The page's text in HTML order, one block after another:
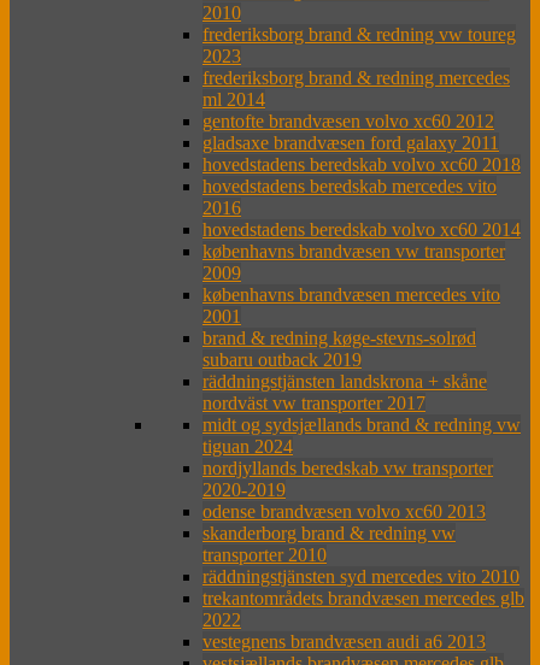
2010
frederiksborg brand & redning vw toureg
2023
frederiksborg brand & redning mercedes
ml 2014
gentofte brandvæsen volvo xc60 2012
gladsaxe brandvæsen ford galaxy 2011
hovedstadens beredskab volvo xc60 2018
hovedstadens beredskab mercedes vito
2016
hovedstadens beredskab volvo xc60 2014
københavns brandvæsen vw transporter
2009
københavns brandvæsen mercedes vito
2001
brand & redning køge-stevns-solrød
subaru outback 2019
räddningstjänsten landskrona + skåne
nordväst vw transporter 2017
midt og sydsjællands brand & redning vw
tiguan 2024
nordjyllands beredskab vw transporter
2020-2019
odense brandvæsen volvo xc60 2013
skanderborg brand & redning vw
transporter 2010
räddningstjänsten syd mercedes vito 2010
trekantområdets brandvæsen mercedes glb
2022
vestegnens brandvæsen audi a6 2013